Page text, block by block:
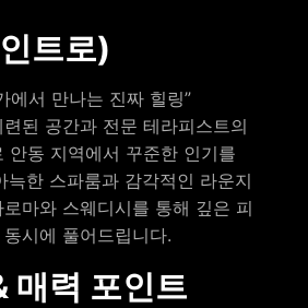
트로)
에서 만나는 진짜 힐링”
된 공간과 전문 테라피스트의
안동 지역에서 꾸준한 인기를
늑한 스파룸과 감각적인 라운지
마와 스웨디시를 통해 깊은 피
시에 풀어드립니다.
매력 포인트